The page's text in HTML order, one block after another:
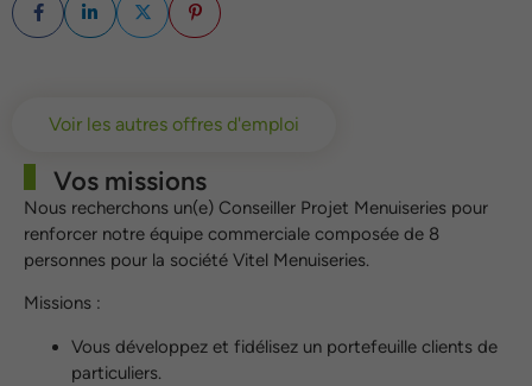
Voir les autres offres d'emploi
Vos missions
Nous recherchons un(e) Conseiller Projet Menuiseries pour
renforcer notre équipe commerciale composée de 8
personnes pour la société Vitel Menuiseries.
Missions :
Vous développez et fidélisez un portefeuille clients de
particuliers.